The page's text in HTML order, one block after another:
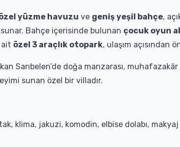
yüzme havuzu ve geniş yeşil bahçe,
Bahçe içerisinde bulunan çocuk oyun
ait özel 3 araçlık otopark, ulaşım açısından
Sarıbelen’de doğa manzarası, muhafazakâr
sunan özel bir villadır.
klima, jakuzi, komodin, elbise dolabı,